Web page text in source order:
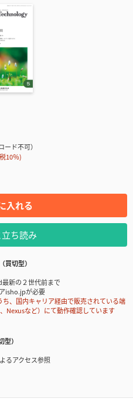
ド不可）
10％)
入れる
ち読み
買切型）
新の２世代前まで
isho.jpが必要
、国内キャリア経由で販売されている端
Nexusなど）にて動作確認しています
）
るアクセス参照